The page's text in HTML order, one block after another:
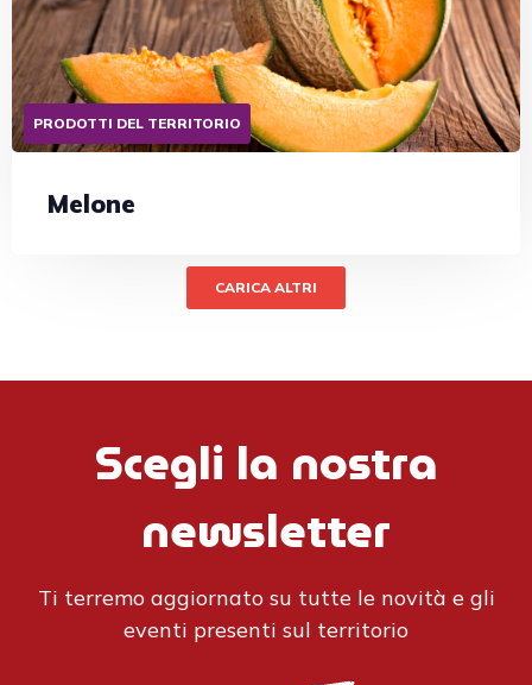
PRODOTTI DEL TERRITORIO
Melone
CARICA ALTRI
Scegli la nostra
newsletter
Ti terremo aggiornato su tutte le novità e gli
eventi presenti sul territorio